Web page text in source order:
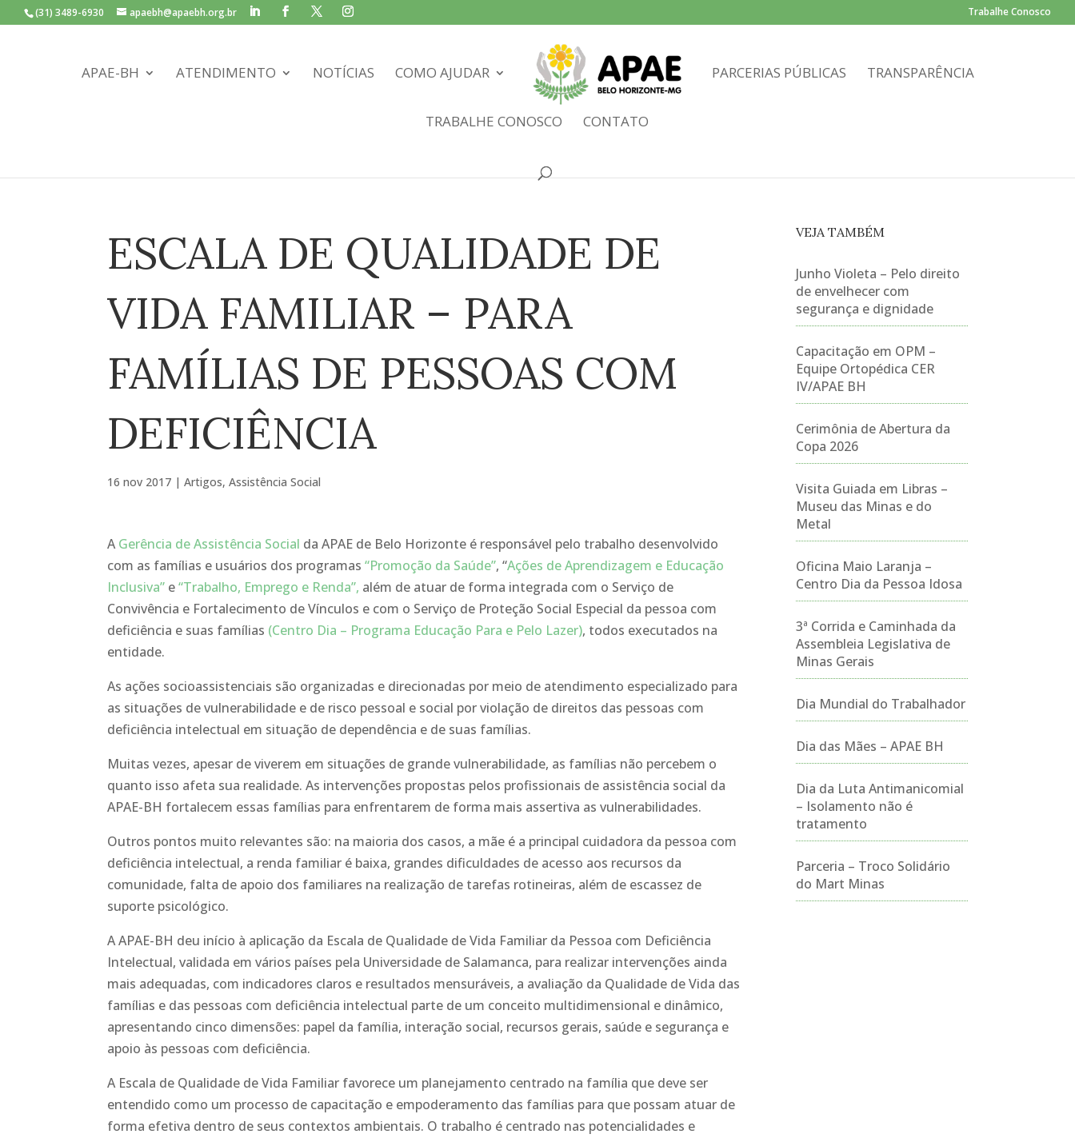
(31) 3489-6930 apaebh@apaebh.org.br Trabalhe Conosco
APAE-BH ATENDIMENTO NOTÍCIAS COMO AJUDAR PARCERIAS PÚBLICAS TRANSPARÊNCIA
TRABALHE CONOSCO CONTATO
ESCALA DE QUALIDADE DE
VIDA FAMILIAR – PARA
FAMÍLIAS DE PESSOAS COM
DEFICIÊNCIA
16 nov 2017 |Artigos,Assistência Social
AGerência de Assistência Social da APAE de Belo Horizonte é responsável pelo trabalho desenvolvido
com as famílias e usuários dos programas“Promoção da Saúde”, “Ações de Aprendizagem e Educação
Inclusiva” e“Trabalho, Emprego e Renda”, além de atuar de forma integrada com o Serviço de
Convivência e Fortalecimento de Vínculos e com o Serviço de Proteção Social Especial da pessoa com
deficiência e suas famílias (Centro Dia – Programa Educação Para e Pelo Lazer), todos executados na
entidade.
As ações socioassistenciais são organizadas e direcionadas por meio de atendimento especializado para
as situações de vulnerabilidade e de risco pessoal e social por violação de direitos das pessoas com
deficiência intelectual em situação de dependência e de suas famílias.
Muitas vezes, apesar de viverem em situações de grande vulnerabilidade, as famílias não percebem o
quanto isso afeta sua realidade. As intervenções propostas pelos profissionais de assistência social da
APAE-BH fortalecem essas famílias para enfrentarem de forma mais assertiva as vulnerabilidades.
Outros pontos muito relevantes são: na maioria dos casos, a mãe é a principal cuidadora da pessoa com
deficiência intelectual, a renda familiar é baixa, grandes dificuldades de acesso aos recursos da
comunidade, falta de apoio dos familiares na realização de tarefas rotineiras, além de escassez de
suporte psicológico.
A APAE-BH deu início à aplicação da Escala de Qualidade de Vida Familiar da Pessoa com Deficiência
Intelectual, validada em vários países pela Universidade de Salamanca, para realizar intervenções ainda
mais adequadas, com indicadores claros e resultados mensuráveis, a avaliação da Qualidade de Vida das
famílias e das pessoas com deficiência intelectual parte de um conceito multidimensional e dinâmico,
apresentando cinco dimensões: papel da família, interação social, recursos gerais, saúde e segurança e
apoio às pessoas com deficiência.
A Escala de Qualidade de Vida Familiar favorece um planejamento centrado na família que deve ser
entendido como um processo de capacitação e empoderamento das famílias para que possam atuar de
forma efetiva dentro de seus contextos ambientais. O trabalho é centrado nas potencialidades e
VEJA TAMBÉM
Junho Violeta – Pelo direito
de envelhecer com
segurança e dignidade
Capacitação em OPM –
Equipe Ortopédica CER
IV/APAE BH
Cerimônia de Abertura da
Copa 2026
Visita Guiada em Libras –
Museu das Minas e do
Metal
Oficina Maio Laranja –
Centro Dia da Pessoa Idosa
3ª Corrida e Caminhada da
Assembleia Legislativa de
Minas Gerais
Dia Mundial do Trabalhador
Dia das Mães – APAE BH
Dia da Luta Antimanicomial
– Isolamento não é
tratamento
Parceria – Troco Solidário
do Mart Minas